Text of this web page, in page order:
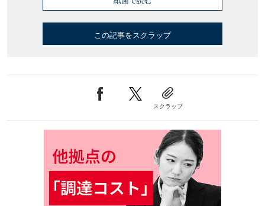
この記事をスクラップ
スクラップ